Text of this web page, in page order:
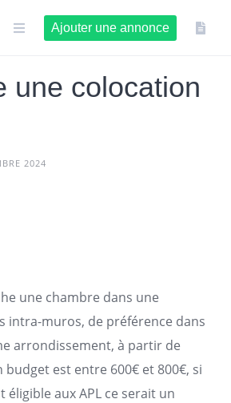
Ajouter une annonce
une colocation
2024
une chambre dans une
intra-muros, de préférence dans
arrondissement, à partir de
budget est entre 600€ et 800€, si
éligible aux APL ce serait un